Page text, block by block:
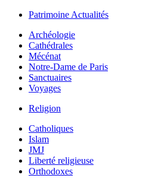
Patrimoine Actualités
Archéologie
Cathédrales
Mécénat
Notre-Dame de Paris
Sanctuaires
Voyages
Religion
Catholiques
Islam
JMJ
Liberté religieuse
Orthodoxes